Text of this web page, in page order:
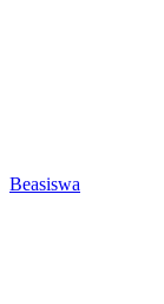
Beasiswa